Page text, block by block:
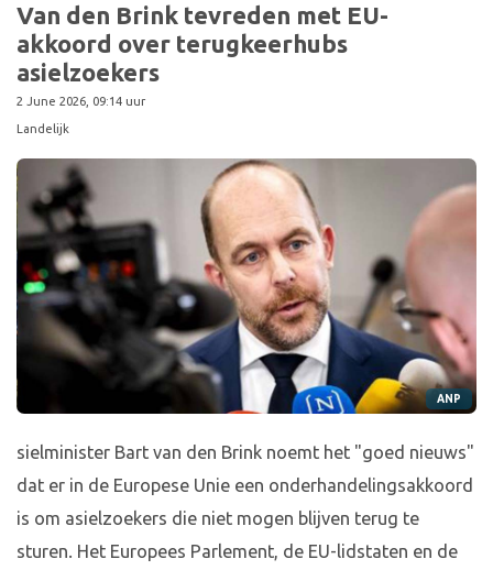
Van den Brink tevreden met EU-
akkoord over terugkeerhubs
asielzoekers
2 June 2026, 09:14 uur
Landelijk
ANP
sielminister Bart van den Brink noemt het "goed nieuws"
dat er in de Europese Unie een onderhandelingsakkoord
is om asielzoekers die niet mogen blijven terug te
sturen. Het Europees Parlement, de EU-lidstaten en de